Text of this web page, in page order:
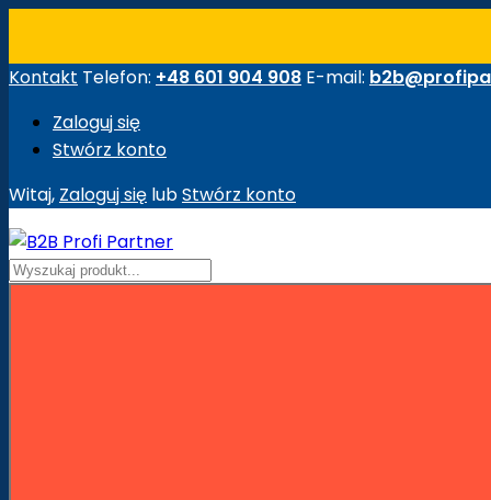
Kontakt Telefon: +48 601 904 908 E-mail:
Zaloguj się
Stwórz konto
Witaj, Zaloguj się lubStwórz konto